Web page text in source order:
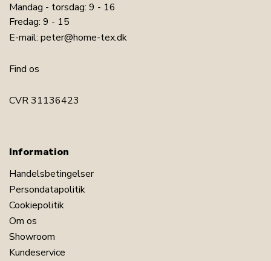
Mandag - torsdag: 9 - 16
Fredag: 9 - 15
E-mail: peter@home-tex.dk
Find os
CVR 31136423
Information
Handelsbetingelser
Persondatapolitik
Cookiepolitik
Om os
Showroom
Kundeservice